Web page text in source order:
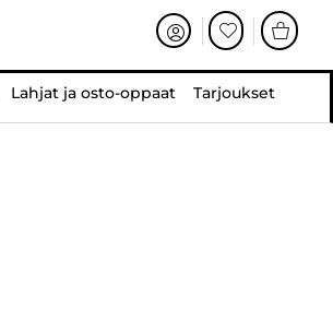
Lahjat ja osto-oppaat Tarjoukset